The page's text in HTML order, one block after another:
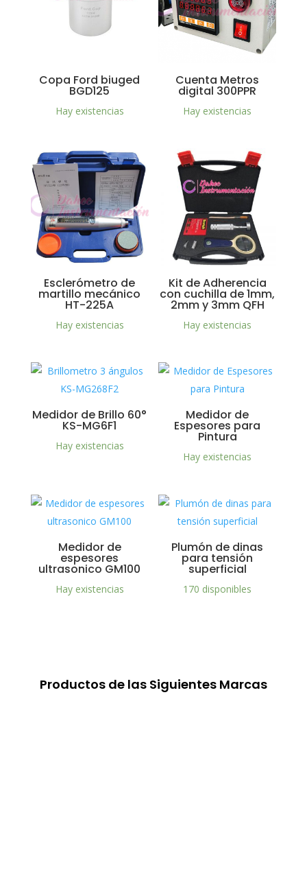
Copa Ford biuged
BGD125
Hay existencias
Cuenta Metros
digital 300PPR
Hay existencias
Esclerómetro de
martillo mecánico
HT-225A
Hay existencias
Kit de Adherencia
con cuchilla de 1mm,
2mm y 3mm QFH
Hay existencias
Medidor de Brillo 60°
KS-MG6F1
Hay existencias
Medidor de
Espesores para
Pintura
Hay existencias
Medidor de
espesores
ultrasonico GM100
Hay existencias
Plumón de dinas
para tensión
superficial
170 disponibles
Productos de las Siguientes Marcas